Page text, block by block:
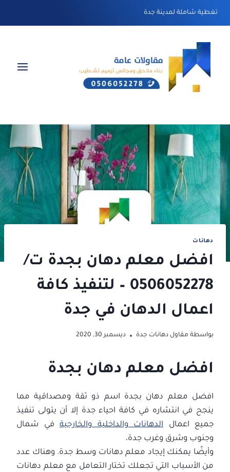
تغطية شاملة لمدينة جدة
دهانات
افضل معلم دهان بجدة ت/
0506052278 – لتنفيذ كافة
اعمال الدهان في جدة
بواسطة مقاول دهانات جدة ديسمبر 30, 2020
افضل معلم دهان بجدة
افضل معلم دهان بجدة اسم ذو ثقة ومصداقية مما
ينجح في انتشاره في كافة احياء جدة إلا أن يتولى تنفيذ
جميع اعمال الدهانات والداخلية والخارجية في شمال
وجنوب وشرق وغرب جدة،
وأيضًا يمكنك إيجاد معلم دهانات وسط جدة. وهناك عدد
من الأسباب التي تجعلك تختار التعامل مع معلم دهانات